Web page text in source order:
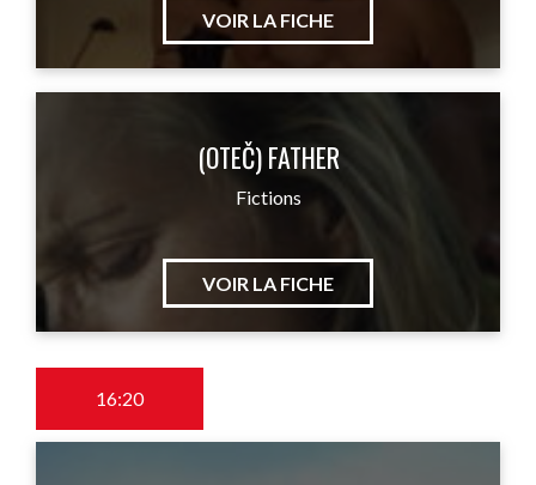
VOIR LA FICHE
(OTEČ) FATHER
Fictions
VOIR LA FICHE
16:20